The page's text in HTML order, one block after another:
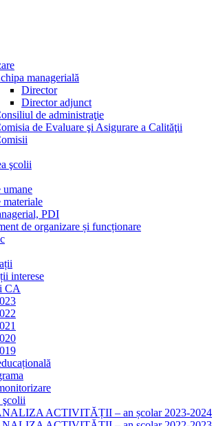
managerială
Director
Director adjunct
de administraţie
de Evaluare şi Asigurare a Calităţii
şcolii
umane
materiale
PDI
de organizare și funcționare
interese
CA
şcolii
ACTIVITĂȚII – an școlar 2023-2024